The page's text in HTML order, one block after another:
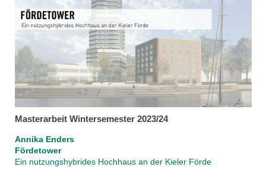
Masterarbeit Wintersemester 2023/24
Annika Enders
Fördetower
Ein nutzungshybrides Hochhaus an der Kieler Förde